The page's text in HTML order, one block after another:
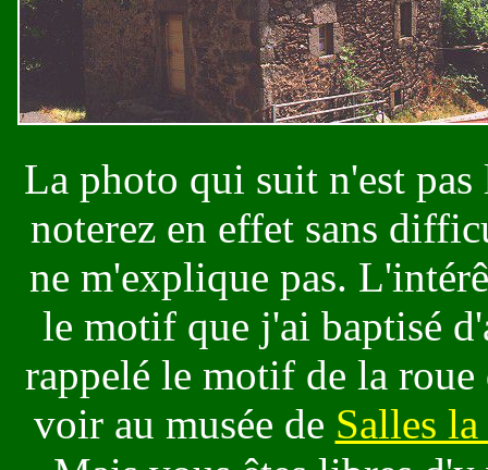
La photo qui suit n'est
noterez en effet sans
ne m'explique pas.
le motif que j'ai baptisé
rappelé le motif de la
voir au musée de Salles